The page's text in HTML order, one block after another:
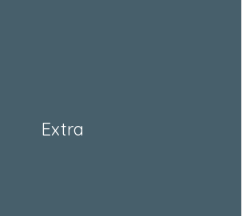
Extra